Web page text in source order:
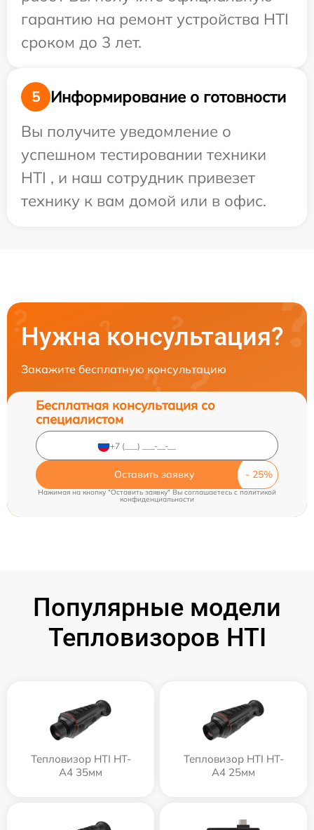
гарантию на ремонт устройства HTI
сроком до 3 лет.
5
Информирование о готовности
Вы получите уведомление о
успешном тестировании техники
HTI , и наш сотрудник привезет
технику к вам домой или в офис.
Нужна консультация?
Закажите бесплатную консультацию
Бесплатная консультация со
специалистом
Оставить заявку
Нажимая на кнопку "Оставить заявку" Вы соглашаетесь cполитикой
конфиденциальности
Популярные модели
Тепловизоров HTI
Тепловизор HTI HT-
A4 35мм
Тепловизор HTI HT-
A4 25мм